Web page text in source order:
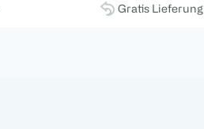
Gratis